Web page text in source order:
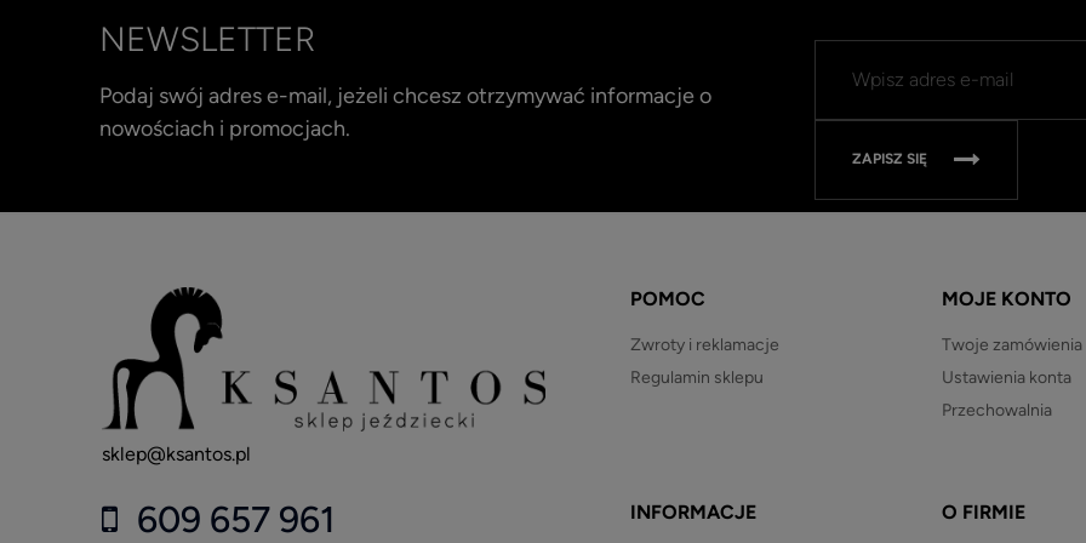
NEWSLETTER
Podaj swój adres e-mail, jeżeli chcesz otrzymywać informacje o
nowościach i promocjach.
ZAPISZ SIĘ
sklep@ksantos.pl
609 657 961
POMOC
Zwroty i reklamacje
Regulamin sklepu
MOJE KONTO
Twoje zamówienia
Ustawienia konta
Przechowalnia
INFORMACJE O FIRMIE